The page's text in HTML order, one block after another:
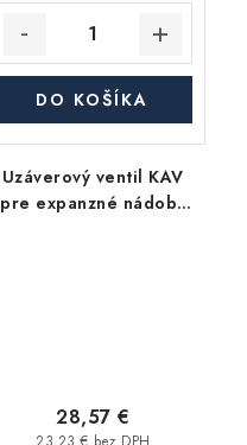
DO KOŠÍKA
Uzáverový ventil KAV
pre expanzné nádoby
23,23 € bez DPH
28,57 €